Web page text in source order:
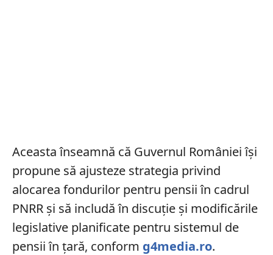
Aceasta înseamnă că Guvernul României își
propune să ajusteze strategia privind
alocarea fondurilor pentru pensii în cadrul
PNRR și să includă în discuție și modificările
legislative planificate pentru sistemul de
pensii în țară, conform g4media.ro.